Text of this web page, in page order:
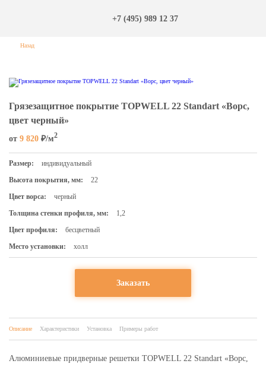
+7 (495) 989 12 37
Назад
Грязезащитное покрытие TOPWELL 22 Standart «Ворс,
цвет черный»
от 9 820 ₽/м2
Размер:
индивидуальный
Высота покрытия, мм:
22
Цвет ворса:
черный
Толщина стенки профиля, мм:
1,2
Цвет профиля:
бесцветный
Место установки:
холл
Заказать
Описание Характеристики Установка Примеры работ
Алюминиевые придверные решетки TOPWELL 22 Standart «Ворс,